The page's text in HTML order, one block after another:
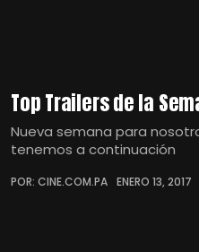
Top Trailers de la
Nueva semana para
tenemos a continuación
POR: CINE.COM.PA ENERO 13, 2017